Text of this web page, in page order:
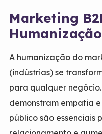
Marketing
Humanização
A humanização do
(indústrias) se
para qualquer
demonstram empatia
público são essenciais